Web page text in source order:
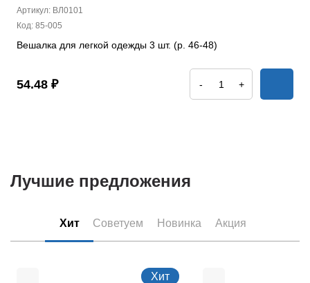
Артикул: ВЛ0101
Код: 85-005
Вешалка для легкой одежды 3 шт. (р. 46-48)
54.48 ₽ - +
Лучшие предложения
Хит Советуем Новинка Акция
Хит